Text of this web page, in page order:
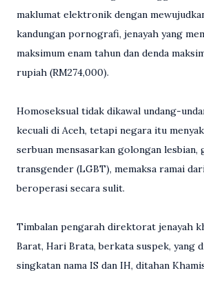
maklumat elektronik dengan
kandungan pornografi, jenayah yang
maksimum enam tahun dan denda
rupiah (RM274,000).
Homoseksual tidak dikawal undang-
kecuali di Aceh, tetapi negara itu
serbuan mensasarkan golongan lesbian,
transgender (LGBT), memaksa ramai
beroperasi secara sulit.
Timbalan pengarah direktorat jenayah
Barat, Hari Brata, berkata suspek, yang
singkatan nama IS dan IH, ditahan